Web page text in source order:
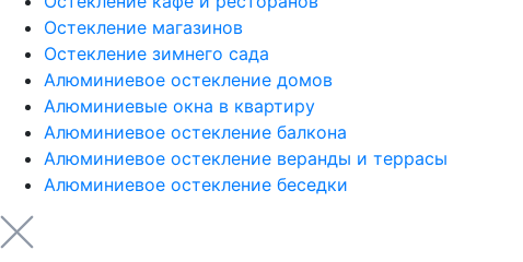
Остекление магазинов
Остекление зимнего сада
Алюминиевое остекление домов
Алюминиевые окна в квартиру
Алюминиевое остекление балкона
Алюминиевое остекление веранды и террасы
Алюминиевое остекление беседки